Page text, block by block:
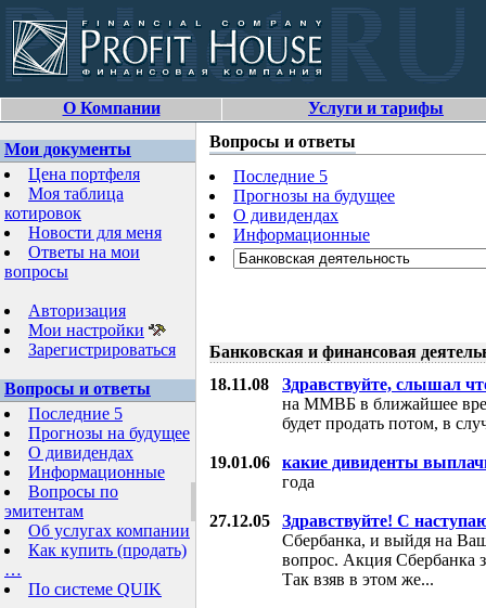
О Компании Услуги и тарифы
Мои документы
Цена портфеля
Моя таблица
котировок
Новости для меня
Ответы на мои
вопросы
Авторизация
Мои настройки
Зарегистрироваться
Вопросы и ответы
Последние 5
Прогнозы на будущее
О дивидендах
Информационные
Вопросы по
эмитентам
Об услугах компании
Как купить (продать)
…
По системе QUIK
Вопросы и ответы
Последние 5
Прогнозы на будущее
О дивидендах
Информационные
Банковская и финансовая
18.11.08 Здравствуйте, слышал
на ММВБ в ближайшее
будет продать потом, в
19.01.06
какие дивиденты
года
27.12.05
Здравствуйте! С
Сбербанка, и выйдя на
вопрос. Акция Сбербанка
Так взяв в этом же...